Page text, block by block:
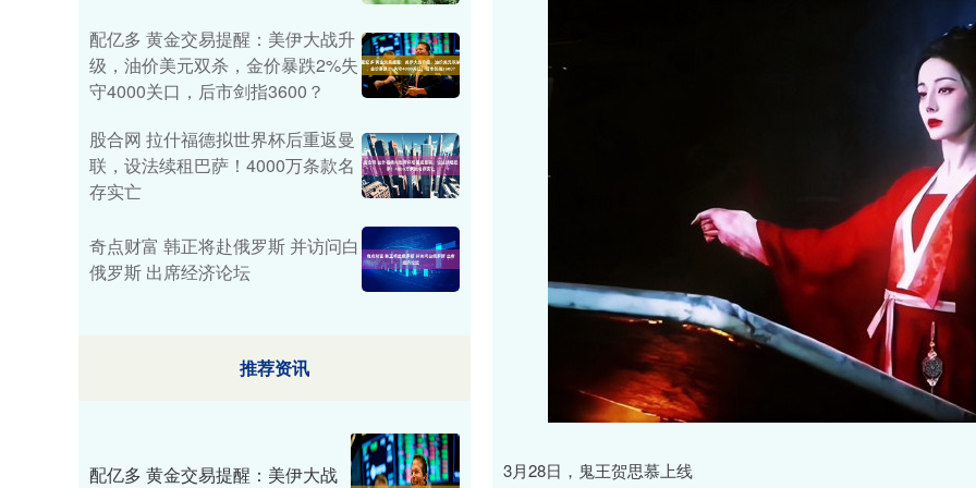
3月28日，鬼王贺思慕上线
配亿多 黄金交易提醒：美伊大战升
级，油价美元双杀，金价暴跌2%失
守4000关口，后市剑指3600？
股合网 拉什福德拟世界杯后重返曼
联，设法续租巴萨！4000万条款名
存实亡
奇点财富 韩正将赴俄罗斯 并访问白
俄罗斯 出席经济论坛
推荐资讯
配亿多 黄金交易提醒：美伊大战